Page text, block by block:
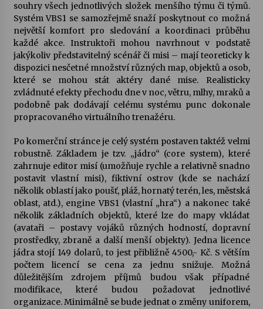
souhry všech jednotlivých složek menšího týmu či týmů.
Systém VBS1 se samozřejmě snaží poskytnout co možná
největší komfort pro sledování a koordinaci průběhu
každé akce. Instruktoři mohou navrhnout v podstatě
jakýkoliv představitelný scénář či misi – mají teoreticky k
dispozici nesčetné množství různých map, objektů a osob,
které se mohou stát aktéry dané mise. Realisticky
zvládnuté efekty přechodu dne v noc, větru, mlhy, mraků a
podobně pak dodávají celému systému punc dokonale
propracovaného virtuálního trenažéru.
Po komerční stránce je celý systém postaven taktéž velmi
robustně. Základem je tzv. „jádro“ (core system), které
zahrnuje editor misí (umožňuje rychle a relativně snadno
postavit vlastní misi), fiktivní ostrov (kde se nachází
několik oblastí jako poušť, pláž, hornatý terén, les, městská
oblast, atd.), engine VBS1 (vlastní „hra“) a nakonec také
několik základních objektů, které lze do mapy vkládat
(avataři – postavy vojáků různých hodností, dopravní
prostředky, zbraně a další menší objekty). Jedna licence
jádra stojí 149 dolarů, to jest přibližně 4500,- Kč. S větším
počtem licencí se cena za jednu snižuje. Možná
důležitějším zdrojem příjmů budou však případné
modifikace, které budou požadovat jednotlivé
organizace. Minimálně se bude jednat o změny uniforem,